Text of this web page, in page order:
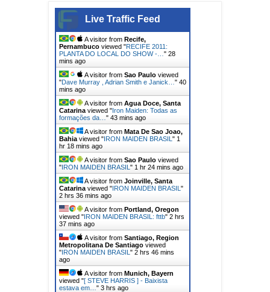
Live Traffic Feed
A visitor from Recife,
Pernambuco viewed "RECIFE 2011:
PLANTA DO LOCAL DO SHOW -… " 28
mins ago
A visitor from Sao Paulo viewed
"Dave Murray , Adrian Smith e Janick… " 40
mins ago
A visitor from Agua Doce, Santa
Catarina viewed "Iron Maiden: Todas as
formações da… " 43 mins ago
A visitor from Mata De Sao Joao,
Bahia viewed "IRON MAIDEN BRASIL " 1
hr 18 mins ago
A visitor from Sao Paulo viewed
"IRON MAIDEN BRASIL " 1 hr 24 mins ago
A visitor from Joinville, Santa
Catarina viewed "IRON MAIDEN BRASIL "
2 hrs 36 mins ago
A visitor from Portland, Oregon
viewed "IRON MAIDEN BRASIL: fttb" 2 hrs
37 mins ago
A visitor from Santiago, Region
Metropolitana De Santiago viewed
"IRON MAIDEN BRASIL " 2 hrs 46 mins
ago
A visitor from Munich, Bayern
viewed "[ STEVE HARRIS ] - Baixista
estava em… " 3 hrs ago